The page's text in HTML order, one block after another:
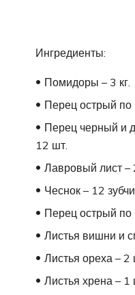
Ингредиенты:
Помидоры – 3 кг.
Перец острый по
Перец черный и
12 шт.
Лавровый лист –
Чеснок – 12
Перец острый по
Листья вишни и
Листья ореха – 2
Листья хрена – 1